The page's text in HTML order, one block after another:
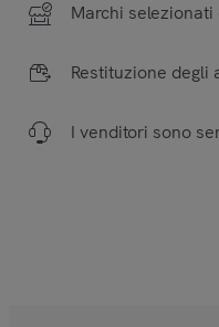
Marchi selezionati
Restituzione degli
I venditori sono